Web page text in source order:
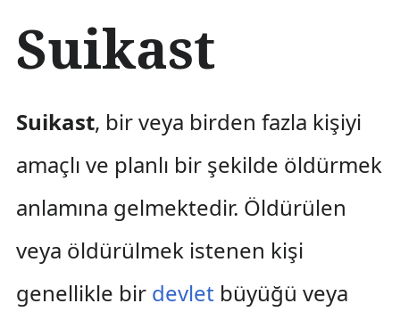
ç
e
r
e
t
a
Suikast
Suikast, bir veya birden fazla kişiyi
amaçlı ve planlı bir şekilde öldürmek
anlamına gelmektedir. Öldürülen
veya öldürülmek istenen kişi
genellikle bir devletbüyüğü veya